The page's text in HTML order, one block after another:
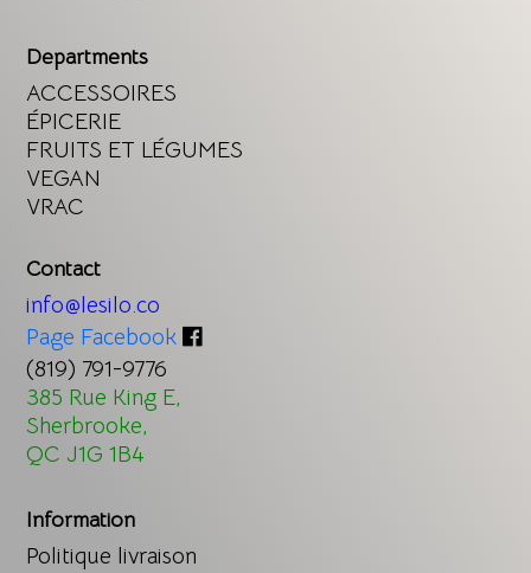
Departments
ACCESSOIRES
ÉPICERIE
FRUITS ET LÉGUMES
VEGAN
VRAC
Contact
info@lesilo.co
Page Facebook
(819) 791-9776
385 Rue King E,
Sherbrooke,
QC J1G 1B4
Information
Politique livraison